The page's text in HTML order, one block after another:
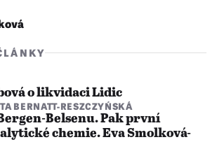
o likvidaci Lidic
BERNATT-RESZCZYŃSKÁ
Belsenu. Pak první
chemie. Eva Smolková-